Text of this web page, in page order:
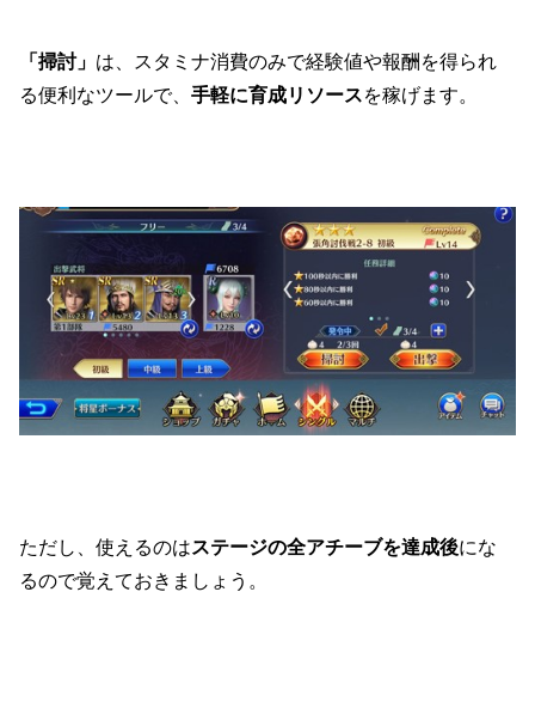
「掃討」 は、スタミナ消費のみで経験値や報酬を得られ
る便利なツールで、手軽に育成リソースを稼げます。
ただし、使えるのはステージの全アチーブを達成後にな
るので覚えておきましょう。